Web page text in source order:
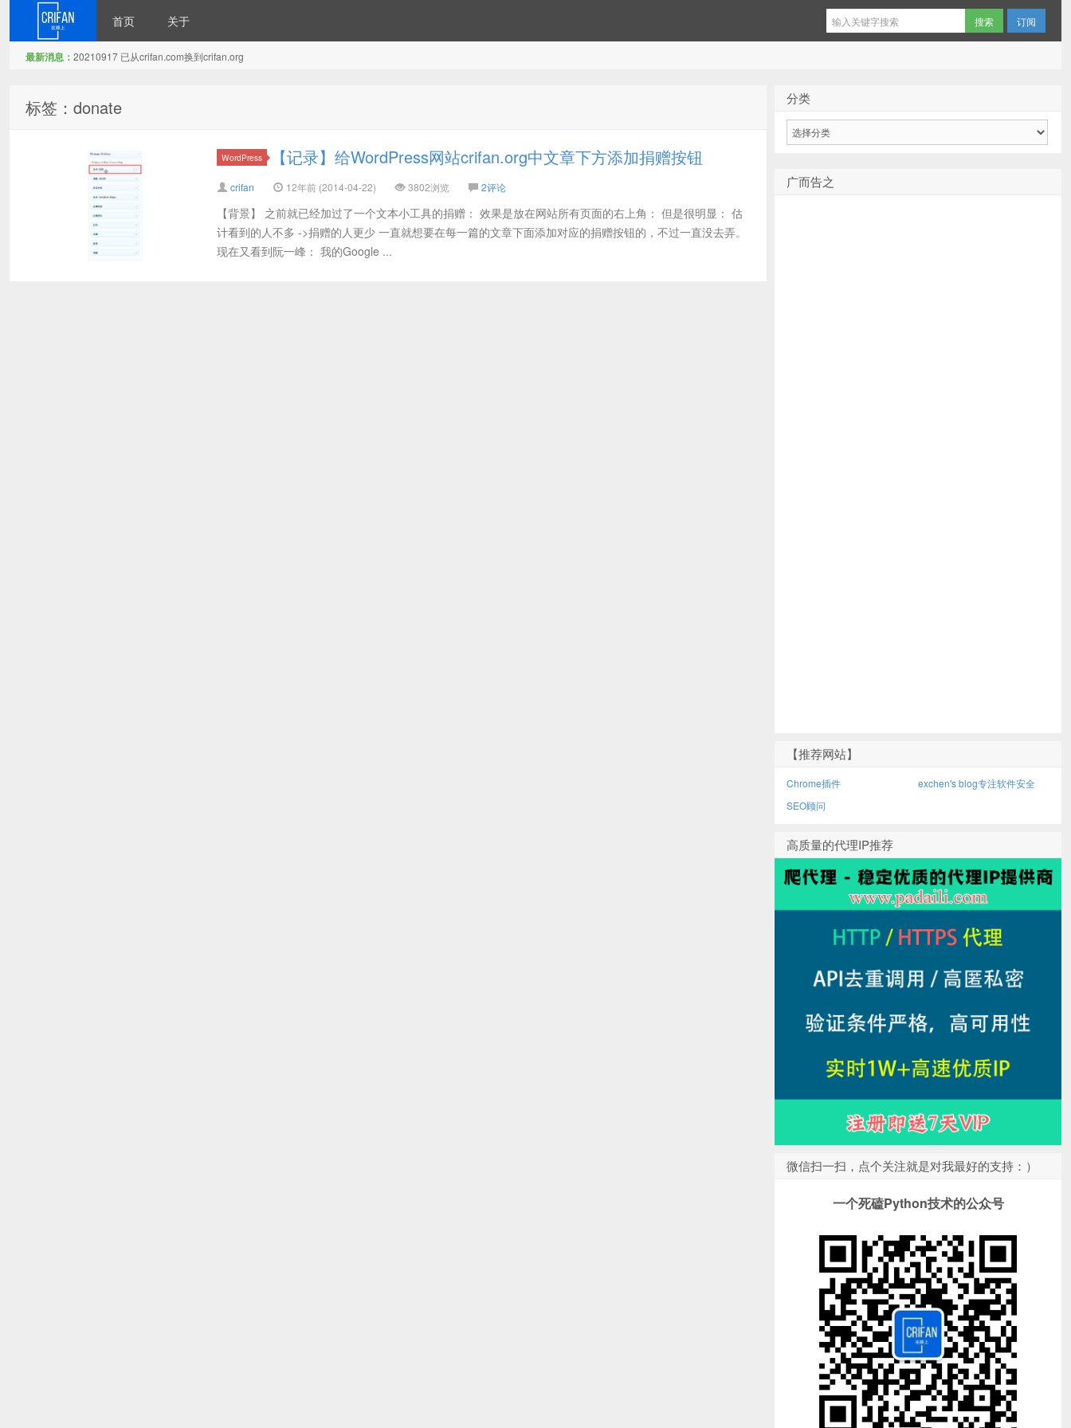
首页 关于 订阅
最新消息： 20210917 已从crifan.com换到crifan.org
标签：donate
WordPress 【记录】给WordPress网站crifan.org中文章下方添加捐赠按钮
crifan 12年前 (2014-04-22) 3802浏览 2评论
【背景】 之前就已经加过了一个文本小工具的捐赠： 效果是放在网站所有页面的右上角： 但是很明显： 估
计看到的人不多 ->捐赠的人更少 一直就想要在每一篇的文章下面添加对应的捐赠按钮的，不过一直没去弄。
现在又看到阮一峰： 我的Google ...
分类
广而告之
【推荐网站】
Chrome插件
exchen's blog专注软件安全
SEO顾问
高质量的代理IP推荐
微信扫一扫，点个关注就是对我最好的支持：）
一个死磕Python技术的公众号